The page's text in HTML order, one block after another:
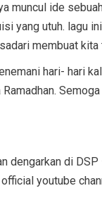
muncul ide
yang utuh. lagu
membuat
hari- hari
dengarkan di
youtube